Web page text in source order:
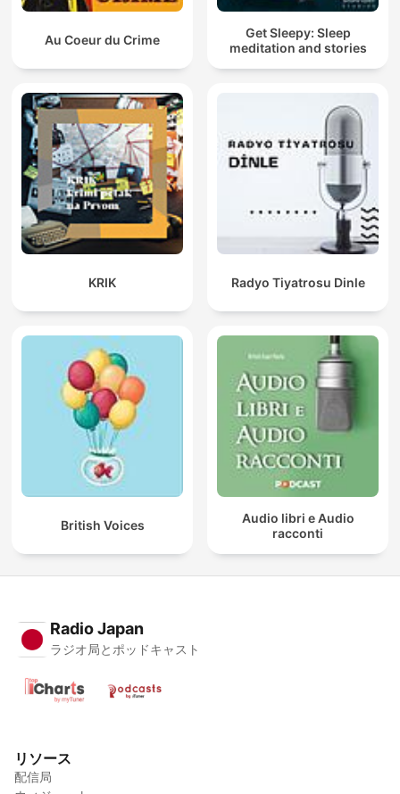
Au Coeur du Crime
Get Sleepy: Sleep
meditation and stories
KRIK Radyo Tiyatrosu Dinle
British Voices
Audio libri e Audio
racconti
Radio Japan
ラジオ局とポッドキャスト
リソース
配信局